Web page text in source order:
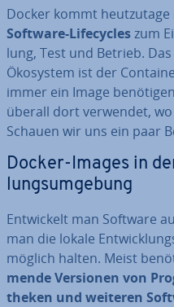
Docker kommt heut­zu­ta­ge
Software-Life­cy­cleszum
lung, Test und Betrieb.
Ökosystem ist der
immer ein Image
überall dort verwendet,
Schauen wir uns ein paar
Docker-Images in
lungs­um­ge­bung
Ent­wi­ckelt man Software
man die lokale
möglich halten. Meist
men­de Versionen von
the­ken und weiteren